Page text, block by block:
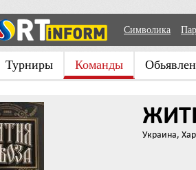
Символика
Турниры Команды
Украина,